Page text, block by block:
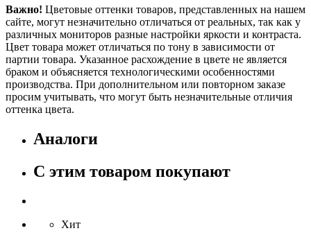
Важно! Цветовые оттенки товаров, представленных на нашем
сайте, могут незначительно отличаться от реальных, так как у
различных мониторов разные настройки яркости и контраста.
Цвет товара может отличаться по тону в зависимости от
партии товара. Указанное расхождение в цвете не является
браком и объясняется технологическими особенностями
производства. При дополнительном или повторном заказе
просим учитывать, что могут быть незначительные отличия
оттенка цвета.
Аналоги
С этим товаром покупают
Хит